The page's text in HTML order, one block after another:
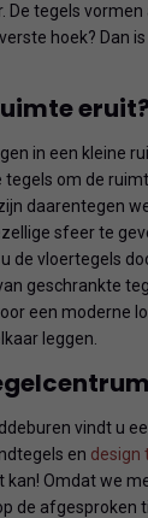
De tegels vormen
hoek? Dan
in een kleine
tegels om de
daarentegen
sfeer te
de vloertegels
geschrankte
een moderne
leggen.
vindt u
en design
kan! Omdat we
de afgesproken